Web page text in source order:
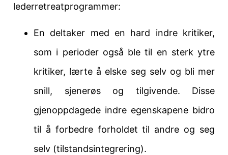
lederretreatprogrammer:
En deltaker med en hard indre kritiker,
som i perioder også ble til en sterk ytre
kritiker, lærte å elske seg selv og bli mer
snill, sjenerøs og tilgivende. Disse
gjenoppdagede indre egenskapene bidro
til å forbedre forholdet til andre og seg
selv (tilstandsintegrering).